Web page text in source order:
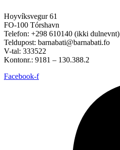
Hoyvíksvegur 61
FO-100 Tórshavn
Telefon: +298 610140 (ikki dulnevnt)
Teldupost: barnabati@barnabati.fo
V-tal: 333522
Kontonr.: 9181 – 130.388.2
Facebook-f